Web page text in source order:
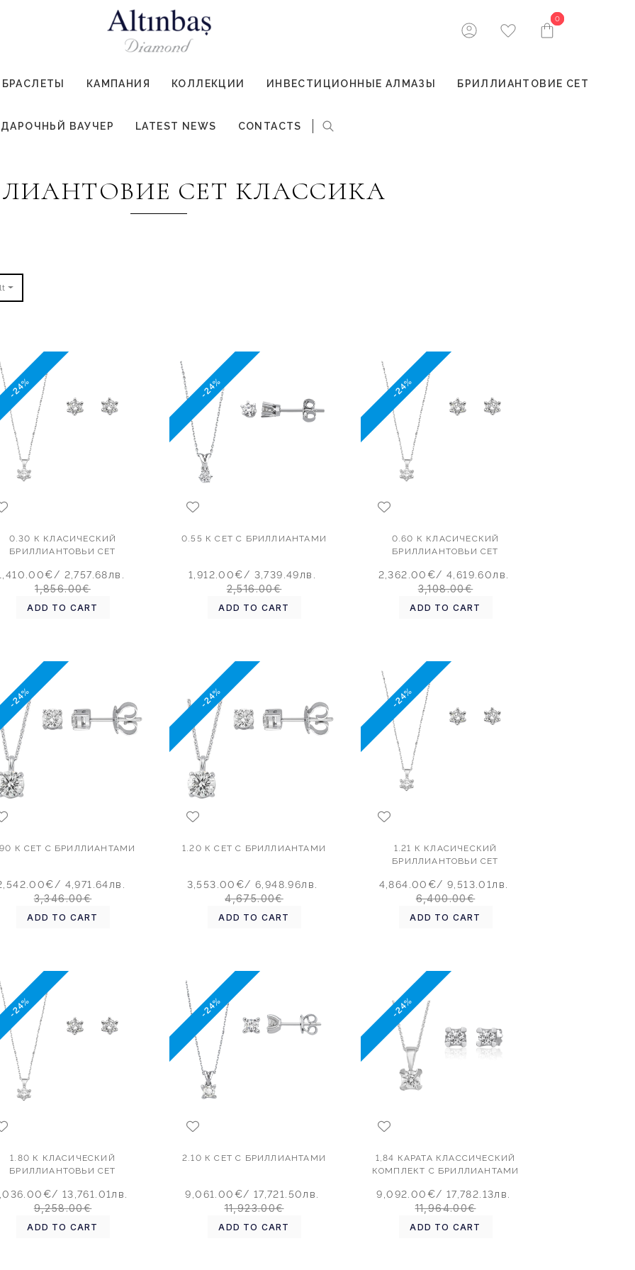
0
0
БРАСЛЕТЫ КАМПАНИЯ КОЛЛЕКЦИИ ИНВЕСТИЦИОННЫЕ АЛМАЗЫ БРИЛЛИАНТОВИЕ СЕТ
ВАУЧЕР LATEST NEWS CONTACTS
СЕТ КЛАССИКА
-24%
0.30 К КЛАСИЧЕСКИЙ
БРИЛЛИАНТОВЬИ СЕТ
/ 2,757.68лв.
1,856.00€
ADD TO CART
-24%
0.55 К СЕТ С БРИЛЛИАНТАМИ
1,912.00€/ 3,739.49лв.
2,516.00€
ADD TO CART
-24%
0.60 К КЛАСИЧЕСКИЙ
БРИЛЛИАНТОВЬИ СЕТ
2,362.00€/ 4,619.60лв.
3,108.00€
ADD TO CART
-24%
К СЕТ С БРИЛЛИАНТАМИ
/ 4,971.64лв.
3,346.00€
ADD TO CART
-24%
1.20 К СЕТ С БРИЛЛИАНТАМИ
3,553.00€/ 6,948.96лв.
4,675.00€
ADD TO CART
-24%
1.21 К КЛАСИЧЕСКИЙ
БРИЛЛИАНТОВЬИ СЕТ
4,864.00€/ 9,513.01лв.
6,400.00€
ADD TO CART
-24%
1.80 К КЛАСИЧЕСКИЙ
БРИЛЛИАНТОВЬИ СЕТ
/ 13,761.01лв.
9,258.00€
ADD TO CART
-24%
2.10 К СЕТ С БРИЛЛИАНТАМИ
9,061.00€/ 17,721.50лв.
11,923.00€
ADD TO CART
-24%
1,84 КАРАТА КЛАССИЧЕСКИЙ
КОМПЛЕКТ С БРИЛЛИАНТАМИ
9,092.00€/ 17,782.13лв.
11,964.00€
ADD TO CART